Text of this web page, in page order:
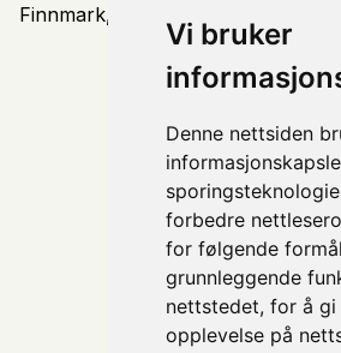
Vi bruker
Denne nettsiden
forbedre
for følgende
grunnleggende
nettstedet, for å gi
opplevelse på
Finnmark, samt eksterne